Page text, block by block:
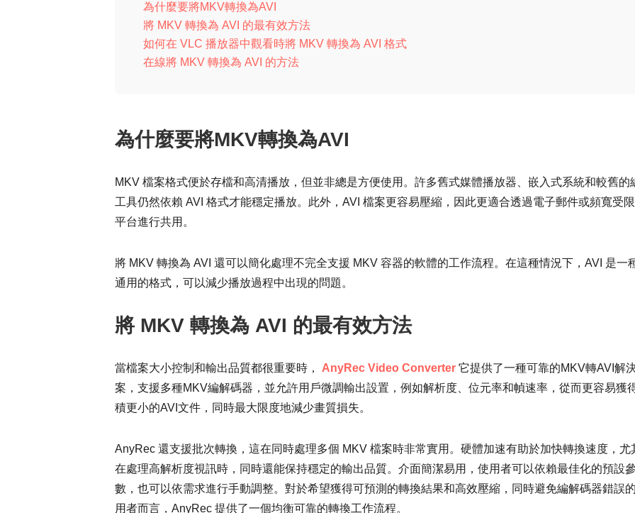
為什麼要將MKV轉換為AVI
將 MKV 轉換為 AVI 的最有效方法
如何在 VLC 播放器中觀看時將 MKV 轉換為 AVI 格式
在線將 MKV 轉換為 AVI 的方法
為什麼要將MKV轉換為AVI
MKV 檔案格式便於存檔和高清播放，但並非總是方便使用。許多舊式媒體播放器、嵌入式系統和較舊的
工具仍然依賴 AVI 格式才能穩定播放。此外，AVI 檔案更容易壓縮，因此更適合透過電子郵件或頻寬受
平台進行共用。
將 MKV 轉換為 AVI 還可以簡化處理不完全支援 MKV 容器的軟體的工作流程。在這種情況下，AVI 是一
通用的格式，可以減少播放過程中出現的問題。
將 MKV 轉換為 AVI 的最有效方法
當檔案大小控制和輸出品質都很重要時， AnyRec Video Converter 它提供了一種可靠的MKV轉AVI解
案，支援多種MKV編解碼器，並允許用戶微調輸出設置，例如解析度、位元率和幀速率，從而更容易獲
積更小的AVI文件，同時最大限度地減少畫質損失。
AnyRec 還支援批次轉換，這在同時處理多個 MKV 檔案時非常實用。硬體加速有助於加快轉換速度，尤
在處理高解析度視訊時，同時還能保持穩定的輸出品質。介面簡潔易用，使用者可以依賴最佳化的預設
數，也可以依需求進行手動調整。對於希望獲得可預測的轉換結果和高效壓縮，同時避免編解碼器錯誤
用者而言，AnyRec 提供了一個均衡可靠的轉換工作流程。